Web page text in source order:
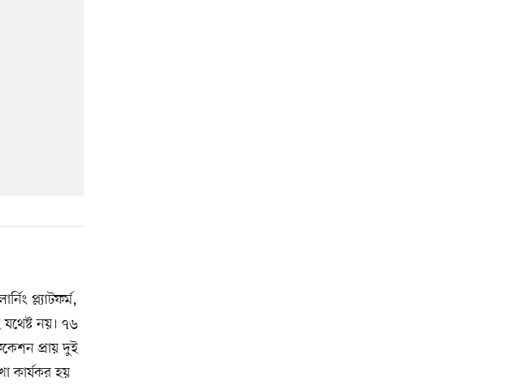
প্ল্যাটফর্ম,
যথেষ্ট নয়। ৭৬
প্রায় দুই
কার্যকর হয়